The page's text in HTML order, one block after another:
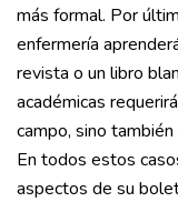
más formal. Por
enfermería
revista o un libro
académicas
campo, sino también
En todos estos
aspectos de su